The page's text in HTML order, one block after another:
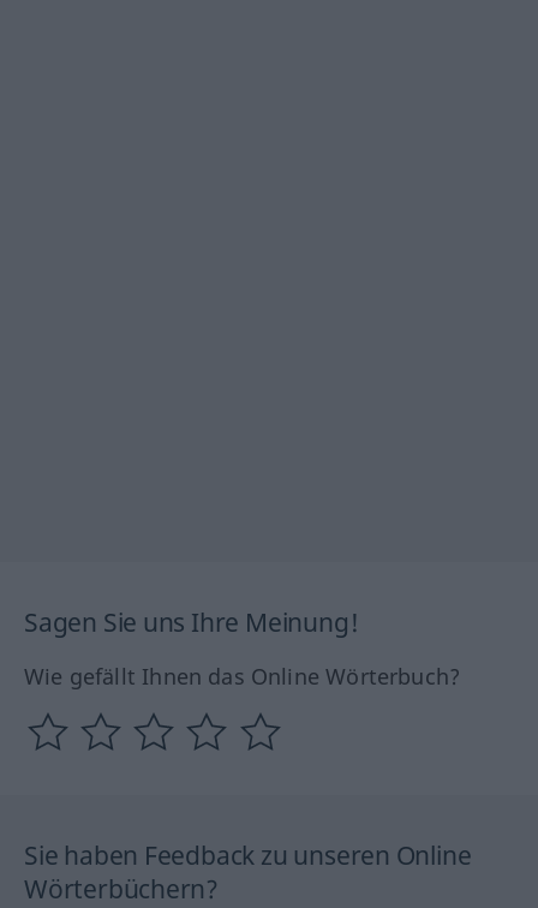
Sagen Sie uns Ihre Meinung!
Wie gefällt Ihnen das Online Wörterbuch?
Sie haben Feedback zu unseren Online
Wörterbüchern?